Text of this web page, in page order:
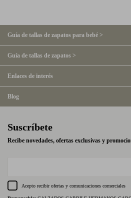
Guía de tallas de zapatos para bebé >
Guía de tallas de zapatos >
Enlaces de interés
Blog
Suscríbete
Recibe novedades, ofertas exclusivas y
Acepto recibir ofertas y comunicaciones comerciales